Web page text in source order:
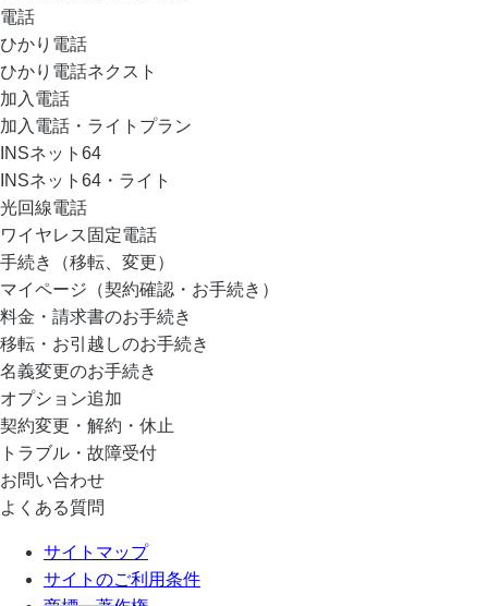
電話
ひかり電話
ひかり電話ネクスト
加入電話
加入電話・ライトプラン
INSネット64
INSネット64・ライト
光回線電話
ワイヤレス固定電話
手続き（移転、変更）
マイページ（契約確認・お手続き）
料金・請求書のお手続き
移転・お引越しのお手続き
名義変更のお手続き
オプション追加
契約変更・解約・休止
トラブル・故障受付
お問い合わせ
よくある質問
サイトマップ
サイトのご利用条件